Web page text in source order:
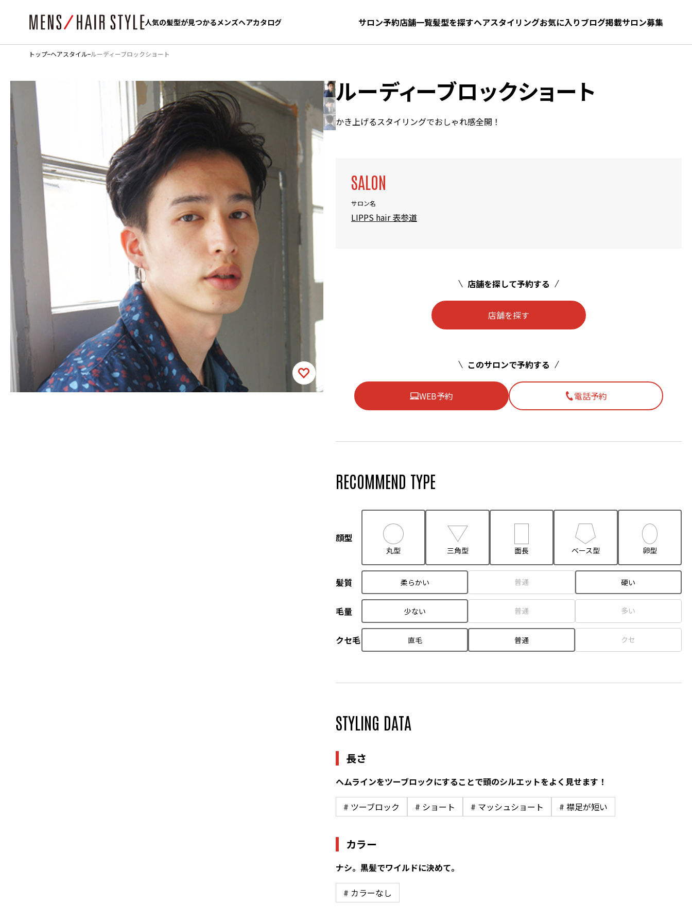
人気の髪型が見つかるメンズヘアカタログ サロン予約店舗一覧髪型を探すヘアスタイリングお気に入りブログ掲載サロン募集
人気の髪型が見つかるメンズヘアカタログ お気に入り 髪型をさがす
トップ ヘアスタイル ルーディーブロックショート
ルーディーブロックショート
かき上げるスタイリングでおしゃれ感全開！
SALON
サロン名
LIPPS hair 表参道
店舗を探して予約する
店舗を探す
このサロンで予約する
WEB予約 電話予約
RECOMMEND TYPE
顔型
丸型 三角型 面長 ベース型 卵型
髪質 柔らかい 普通 硬い
毛量 少ない 普通 多い
クセ毛 直毛 普通 クセ
STYLING DATA
長さ
ヘムラインをツーブロックにすることで頭のシルエットをよく見せます！
# ツーブロック # ショート # マッシュショート # 襟足が短い
カラー
ナシ。黒髪でワイルドに決めて。
# カラーなし